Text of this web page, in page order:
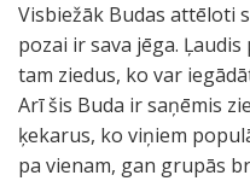
Visbiežāk Budas attēloti
pozai ir sava jēga.
tam ziedus, ko var
Arī šis Buda ir saņēmis
ķekarus, ko viņiem
pa vienam, gan grupās